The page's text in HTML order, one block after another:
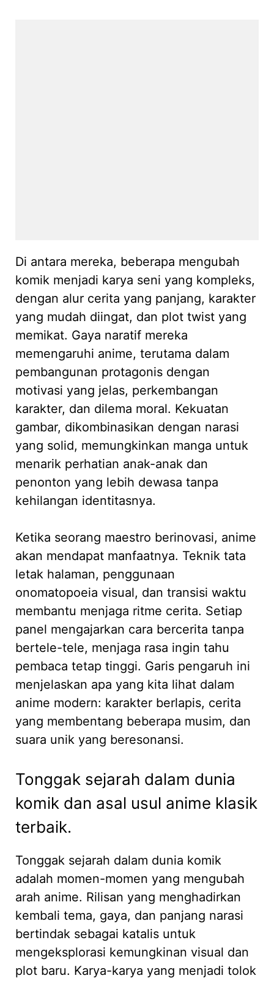
Di antara mereka, beberapa mengubah
komik menjadi karya seni yang kompleks,
dengan alur cerita yang panjang, karakter
yang mudah diingat, dan plot twist yang
memikat. Gaya naratif mereka
memengaruhi anime, terutama dalam
pembangunan protagonis dengan
motivasi yang jelas, perkembangan
karakter, dan dilema moral. Kekuatan
gambar, dikombinasikan dengan narasi
yang solid, memungkinkan manga untuk
menarik perhatian anak-anak dan
penonton yang lebih dewasa tanpa
kehilangan identitasnya.
Ketika seorang maestro berinovasi, anime
akan mendapat manfaatnya. Teknik tata
letak halaman, penggunaan
onomatopoeia visual, dan transisi waktu
membantu menjaga ritme cerita. Setiap
panel mengajarkan cara bercerita tanpa
bertele-tele, menjaga rasa ingin tahu
pembaca tetap tinggi. Garis pengaruh ini
menjelaskan apa yang kita lihat dalam
anime modern: karakter berlapis, cerita
yang membentang beberapa musim, dan
suara unik yang beresonansi.
Tonggak sejarah dalam dunia
komik dan asal usul anime klasik
terbaik.
Tonggak sejarah dalam dunia komik
adalah momen-momen yang mengubah
arah anime. Rilisan yang menghadirkan
kembali tema, gaya, dan panjang narasi
bertindak sebagai katalis untuk
mengeksplorasi kemungkinan visual dan
plot baru. Karya-karya yang menjadi tolok